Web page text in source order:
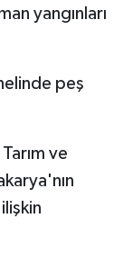
yangınları
peş
ve